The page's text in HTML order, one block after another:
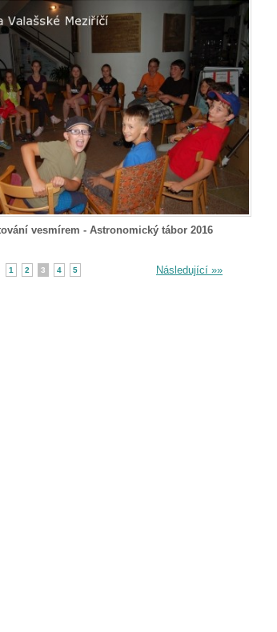
vesmírem - Astronomický tábor 2016
1 2 3 4 5 Následující »»